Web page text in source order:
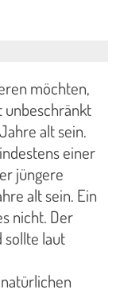
möchten,
unbeschränkt
alt sein.
einer
jüngere
alt sein. Ein
nicht. Der
sollte laut